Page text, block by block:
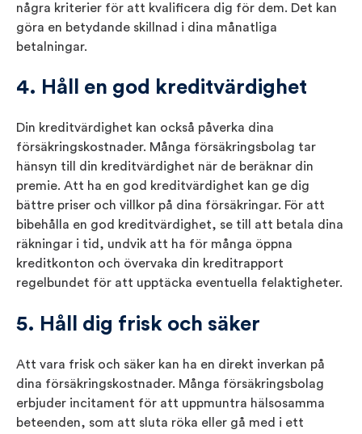
några kriterier för att kvalificera dig för dem. Det kan
göra en betydande skillnad i dina månatliga
betalningar.
4. Håll en god kreditvärdighet
Din kreditvärdighet kan också påverka dina
försäkringskostnader. Många försäkringsbolag tar
hänsyn till din kreditvärdighet när de beräknar din
premie. Att ha en god kreditvärdighet kan ge dig
bättre priser och villkor på dina försäkringar. För att
bibehålla en god kreditvärdighet, se till att betala dina
räkningar i tid, undvik att ha för många öppna
kreditkonton och övervaka din kreditrapport
regelbundet för att upptäcka eventuella felaktigheter.
5. Håll dig frisk och säker
Att vara frisk och säker kan ha en direkt inverkan på
dina försäkringskostnader. Många försäkringsbolag
erbjuder incitament för att uppmuntra hälsosamma
beteenden, som att sluta röka eller gå med i ett